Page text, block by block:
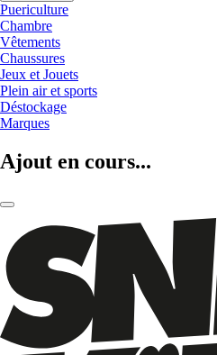
Puericulture
Chambre
Vêtements
Chaussures
Jeux et Jouets
Plein air et sports
Déstockage
Marques
Ajout en cours...